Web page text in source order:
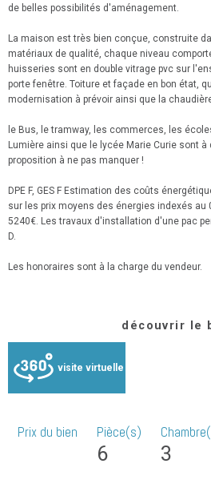
de belles possibilités d'aménagement.
La maison est très bien conçue, construite
matériaux de qualité, chaque niveau
huisseries sont en double vitrage pvc sur
porte fenêtre. Toiture et façade en bon état,
modernisation à prévoir ainsi que la
le Bus, le tramway, les commerces, les
Lumière ainsi que le lycée Marie Curie sont à
proposition à ne pas manquer !
DPE F, GES F Estimation des coûts
sur les prix moyens des énergies indexés
5240€. Les travaux d'installation d'une pac
D.
Les honoraires sont à la charge du vendeur.
découvrir le
visite virtuelle
Prix du bien Pièce(s)
6 3